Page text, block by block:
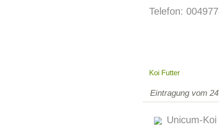
Telefon:
Koi Futter
Eintragung vom
Unicum-